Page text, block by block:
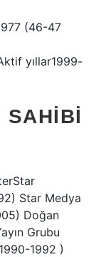
(46-47
yıllar1999-
SAHIBI
Star Medya
Doğan
Grubu
1992 )